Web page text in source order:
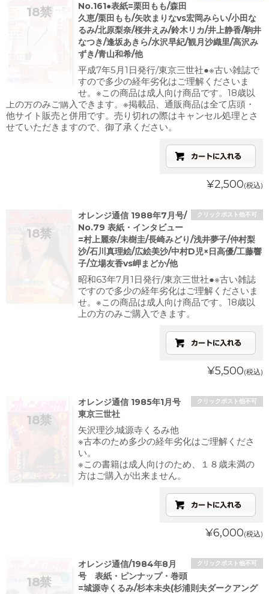
No.161●表紙=栗田もも/森田
久恵/栗田もも/矢吹まりなvs宏岡みらい/小田な
るみ/北原梨奈/桜井えみ/鈴木リカ/井上静香/駒井
なつき/逢坂あきら/水沢早紀/観月沙織里/高沢み
ずき/青山和希/他
平成7年5月1日発行/東京三世社●※古い雑誌で
すので多少の経年劣化はご理解くださいま
せ。※この商品は成人向け商品です。18歳以
上の方のみご購入できます。※掲載品、通販商品は全て店頭・
他サイト販売と併用です。売り切れの際はキャンセル処理とさ
せていただきますので、御了承ください。
¥2,500(税込)
クリックポスト他不可
オレンジ通信 1988年7月号/
No.79 表紙・インタビュー
=村上麗奈/未樹圭/長崎みどり/浅井夢子/仲村梨
沙/石川真理絵/広絵美沙/中村D児×日高優/工藤響
子/立場友香vs岬まどか/他
昭和63年7月1日発行/東京三世社●※古い雑誌
ですので多少の経年劣化はご理解くださいま
せ。※この商品は成人向け商品です。18歳以
上の方のみご購入できます。
¥5,500(税込)
クリックポスト他不可
オレンジ通信 1985年1月号
東京三世社
矢沢理沙,城源寺くるみ他
※古本のため多少の経年劣化はご理解くださ
い。
※この書籍は成人向けのため、１８歳未満の
方はご購入が出来ません。
¥6,000(税込)
クリックポスト他不可
オレンジ通信/1984年8月
号 表紙・ピンナップ・巻頭
=城源寺くるみ/杉本未央(杉浦則夫ダークアング